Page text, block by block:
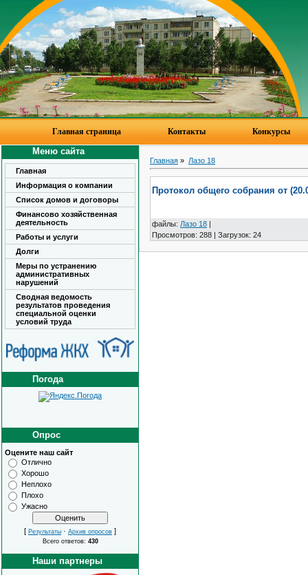
Главная страница Контакты Конкурсы
Меню сайта
Главная
Информация о компании
Список домов и договоры
Финансово хозяйственная
деятельность
Работы и услуги
Долги
Меры по устранению
административных
нарушений
Сводная ведомость
результатов проведения
специальной оценки
условий труда
Погода
Опрос
Оцените наш сайт
Отлично
Хорошо
Неплохо
Плохо
Ужасно
[ Результаты · Архив опросов ]
Всего ответов: 430
Наши партнеры
Главная » Лазо 18
Протокол общего собрания от
файлы: Лазо 18 |
Просмотров: 288 | Загрузок: 24